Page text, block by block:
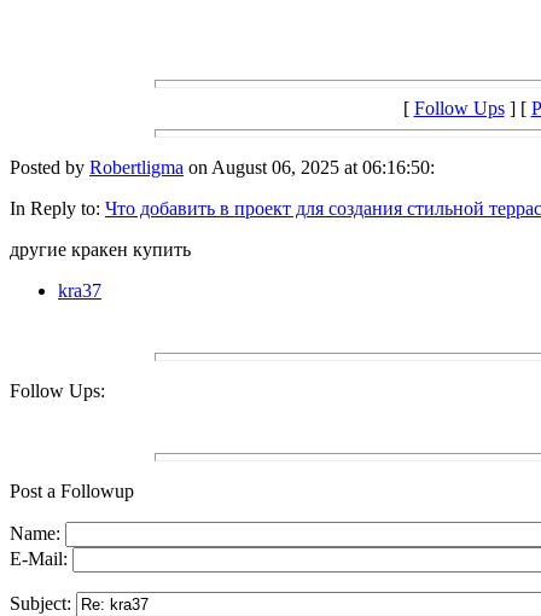
[ Follow Ups] [
Posted by Robertligma on August 06, 2025 at 06:16:50:
In Reply to: Что добавить в проект для создания стильной
другие кракен купить
kra37
Follow Ups:
Post a Followup
Name:
E-Mail:
Subject: